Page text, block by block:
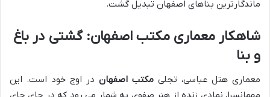
ماندگارترین بناهای اصفهان تبدیل گشت.
شاهکار معماری مکتب اصفهان: گشتی در باغ
و بنا
معماری هتل عباسی، تجلی مکتب اصفهان در اوج خود است. این